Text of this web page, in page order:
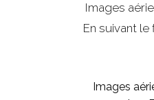
Images
En suivant
Images